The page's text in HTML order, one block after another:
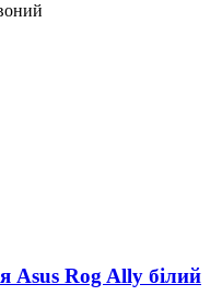
Asus Rog Ally білий